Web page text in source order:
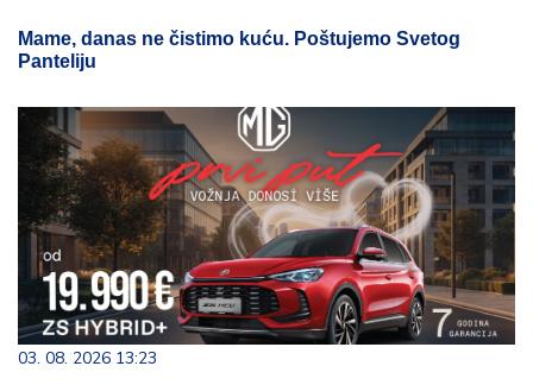
Mame, danas ne čistimo kuću. Poštujemo Svetog
Panteliju
03. 08. 2026 13:23